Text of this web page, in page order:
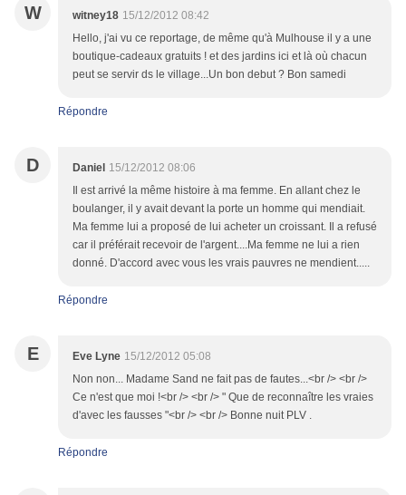
W witney18 15/12/2012 08:42
Hello, j'ai vu ce reportage, de même qu'à Mulhouse il y a une
boutique-cadeaux gratuits ! et des jardins ici et là où chacun
peut se servir ds le village...Un bon debut ? Bon samedi
Répondre
D Daniel 15/12/2012 08:06
Il est arrivé la même histoire à ma femme. En allant chez le
boulanger, il y avait devant la porte un homme qui mendiait.
Ma femme lui a proposé de lui acheter un croissant. Il a refusé
car il préférait recevoir de l'argent....Ma femme ne lui a rien
donné. D'accord avec vous les vrais pauvres ne mendient.....
Répondre
E Eve Lyne 15/12/2012 05:08
Non non... Madame Sand ne fait pas de fautes...<br /> <br />
Ce n'est que moi !<br /> <br /> " Que de reconnaître les vraies
d'avec les fausses "<br /> <br /> Bonne nuit PLV .
Répondre